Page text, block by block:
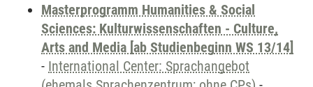
Masterprogramm Humanities & Social
Sciences: Kulturwissenschaften - Culture,
Arts and Media [ab Studienbeginn WS 13/14]
- International Center: Sprachangebot